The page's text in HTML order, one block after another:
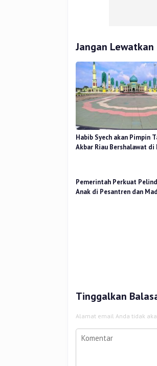
Jangan Lewatkan
Habib Syech akan Pimpin
Akbar Riau Bershalawat di
Pemerintah Perkuat
Anak di Pesantren dan
Tinggalkan
Alamat email Anda tidak